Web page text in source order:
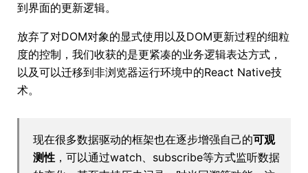
到界面的更新逻辑。
放弃了对DOM对象的显式使用以及DOM更新过程的细粒
度的控制，我们收获的是更紧凑的业务逻辑表达方式，
以及可以迁移到非浏览器运行环境中的React Native技
术。
现在很多数据驱动的框架也在逐步增强自己的可观
测性 ，可以通过watch、subscribe等方式监听数据